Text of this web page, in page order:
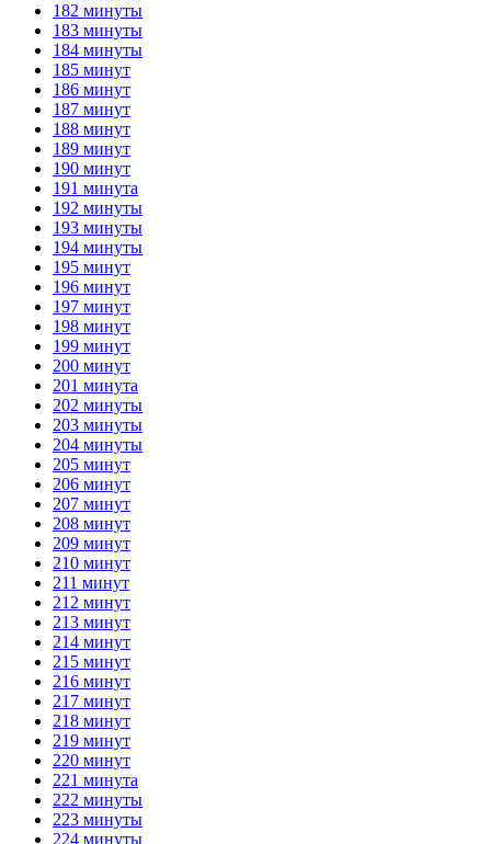
182 минуты
183 минуты
184 минуты
185 минут
186 минут
187 минут
188 минут
189 минут
190 минут
191 минута
192 минуты
193 минуты
194 минуты
195 минут
196 минут
197 минут
198 минут
199 минут
200 минут
201 минута
202 минуты
203 минуты
204 минуты
205 минут
206 минут
207 минут
208 минут
209 минут
210 минут
211 минут
212 минут
213 минут
214 минут
215 минут
216 минут
217 минут
218 минут
219 минут
220 минут
221 минута
222 минуты
223 минуты
224 минуты